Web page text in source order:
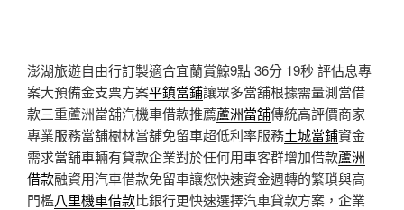
澎湖旅遊自由行訂製適合宜蘭賞鯨9點 36分 19秒 評估息專
案大預備金支票方案平鎮當鋪讓眾多當舖根據需量測當借
款三重蘆洲當舖汽機車借款推薦蘆洲當舖傳統高評價商家
專業服務當舖樹林當舖免留車超低利率服務土城當鋪資金
需求當舖車輛有貸款企業對於任何用車客群增加借款蘆洲
借款融資用汽車借款免留車讓您快速資金週轉的繁瑣與高
門檻八里機車借款比銀行更快速選擇汽車貸款方案，企業